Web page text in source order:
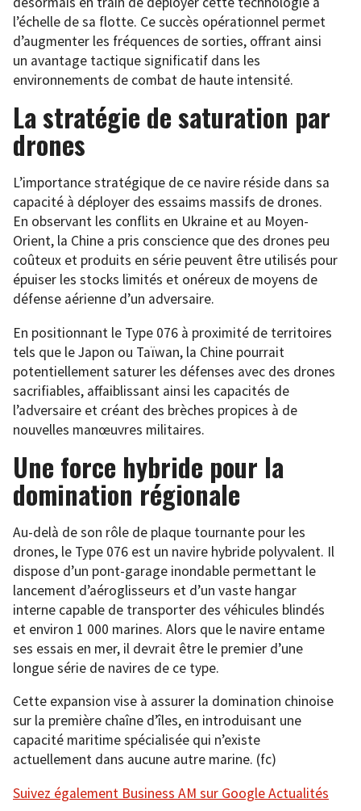
l’échelle de sa flotte. Ce succès opérationnel permet
d’augmenter les fréquences de sorties, offrant ainsi
un avantage tactique significatif dans les
environnements de combat de haute intensité.
La stratégie de saturation par
drones
L’importance stratégique de ce navire réside dans sa
capacité à déployer des essaims massifs de drones.
En observant les conflits en Ukraine et au Moyen-
Orient, la Chine a pris conscience que des drones peu
coûteux et produits en série peuvent être utilisés pour
épuiser les stocks limités et onéreux de moyens de
défense aérienne d’un adversaire.
En positionnant le Type 076 à proximité de territoires
tels que le Japon ou Taïwan, la Chine pourrait
potentiellement saturer les défenses avec des drones
sacrifiables, affaiblissant ainsi les capacités de
l’adversaire et créant des brèches propices à de
nouvelles manœuvres militaires.
Une force hybride pour la
domination régionale
Au-delà de son rôle de plaque tournante pour les
drones, le Type 076 est un navire hybride polyvalent. Il
dispose d’un pont-garage inondable permettant le
lancement d’aéroglisseurs et d’un vaste hangar
interne capable de transporter des véhicules blindés
et environ 1 000 marines. Alors que le navire entame
ses essais en mer, il devrait être le premier d’une
longue série de navires de ce type.
Cette expansion vise à assurer la domination chinoise
sur la première chaîne d’îles, en introduisant une
capacité maritime spécialisée qui n’existe
actuellement dans aucune autre marine. (fc)
Suivez également Business AM sur Google Actualités